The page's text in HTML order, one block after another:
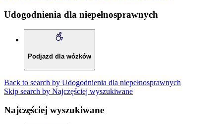
Udogodnienia dla niepełnosprawnych
Podjazd dla wózków
Back to search by Udogodnienia dla niepełnosprawnych
Skip search by Najczęściej wyszukiwane
Najczęściej wyszukiwane